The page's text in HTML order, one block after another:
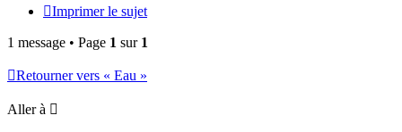
Imprimer le sujet
1 message • Page 1 sur 1
Retourner vers « Eau »
Aller à